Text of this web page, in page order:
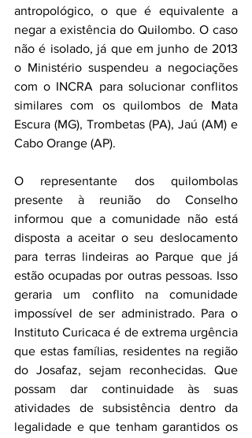
antropológico, o que é equivalente a
negar a existência do Quilombo. O caso
não é isolado, já que em junho de 2013
o Ministério suspendeu a negociações
com o INCRA para solucionar conflitos
similares com os quilombos de Mata
Escura (MG), Trombetas (PA), Jaú (AM) e
Cabo Orange (AP).
O representante dos quilombolas
presente à reunião do Conselho
informou que a comunidade não está
disposta a aceitar o seu deslocamento
para terras lindeiras ao Parque que já
estão ocupadas por outras pessoas. Isso
geraria um conflito na comunidade
impossível de ser administrado. Para o
Instituto Curicaca é de extrema urgência
que estas famílias, residentes na região
do Josafaz, sejam reconhecidas. Que
possam dar continuidade às suas
atividades de subsistência dentro da
legalidade e que tenham garantidos os